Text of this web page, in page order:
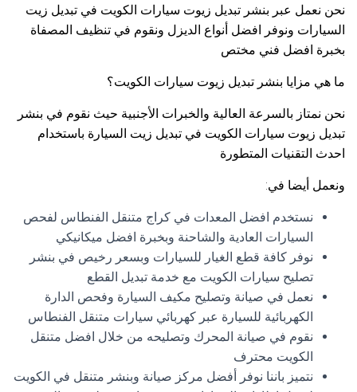
نحن نعمل عبر بنشر تبديل زيوت سيارات الكويت في تبديل زيت
السيارات ونوفر افضل أنواع الديزل ونقوم في تنظيف المصفاة
بخبرة افضل فني مختص
ما هي مزايا بنشر تبديل زيوت سيارات الكويت؟
نحن نمتاز بالسرعة العالية والخبرات الأجنبية حيث نقوم في بنشر
تبديل زيوت سيارات الكويت في تبديل زيت السيارة باستخدام
احدث التقنيات المتطورة
ونعمل أيضا في:
نستخدم افضل المعدات في كراج متنقل الفنطاس لفحص
السيارات العادية والشاحنة وبخبرة افضل ميكانيكي
نوفر كافة قطع الغيار للسيارات وبسعر رخيص في بنشر
تصليح سيارات الكويت مع خدمة تبديل القطع
نعمل في صيانة وتصليح مكيف السيارة وفحص الدارة
الكهربائية للسيارة عبر كهربائي سيارات متنقل الفنطاس
نقوم في صيانة المحرك وتصليحه من خلال افضل متنقل
الكويت محترف
نتميز باننا نوفر أفضل مركز صيانة وبنشر متنقل في الكويت